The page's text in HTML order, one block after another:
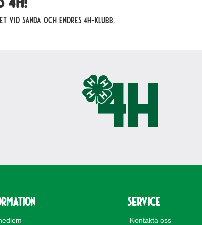
vid Sanda och Endres 4H-klubb.
Service
Kontakta oss